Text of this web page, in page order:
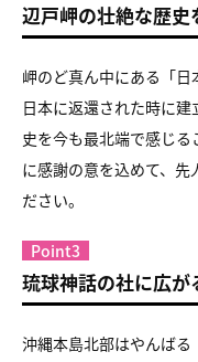
辺戸岬の壮絶な歴
岬のど真ん中にある「
日本に返還された時に
史を今も最北端で感じ
に感謝の意を込めて、先
ださい。
Point3
琉球神話の社に広が
沖縄本島北部はやんば